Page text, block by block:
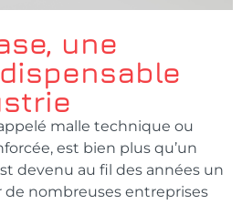
une
malle technique ou
est bien plus qu’un
devenu au fil des années un
nombreuses entreprises